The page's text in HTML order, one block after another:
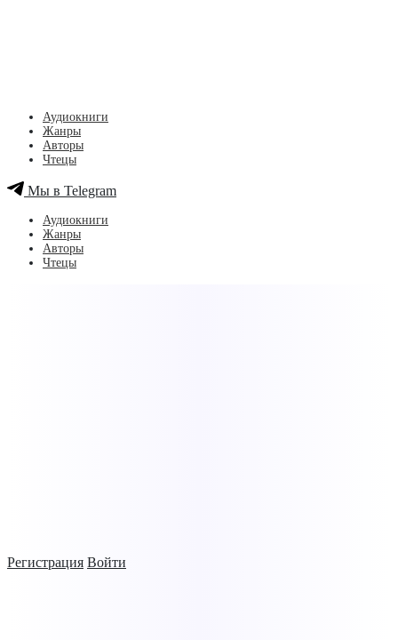
Регистрация Войти
Аудиокниги
Жанры
Авторы
Чтецы
Мы в Telegram
Аудиокниги
Жанры
Авторы
Чтецы